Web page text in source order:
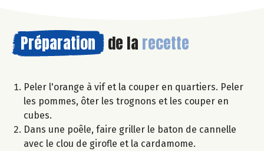
Préparation de la recette
Peler l'orange à vif et la couper en quartiers. Peler
les pommes, ôter les trognons et les couper en
cubes.
Dans une poêle, faire griller le baton de cannelle
avec le clou de girofle et la cardamome.